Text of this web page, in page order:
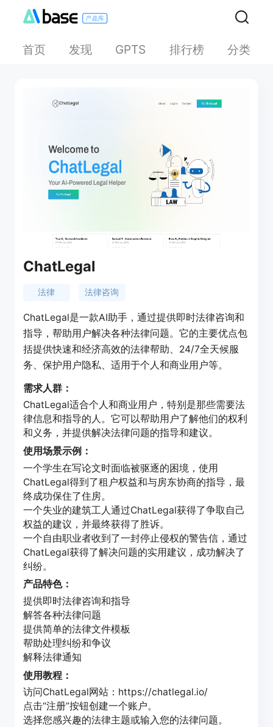
首页 发现 GPTS 排行榜 分类
ChatLegal
法律 法律咨询
ChatLegal是一款AI助手，通过提供即时法律咨询和
指导，帮助用户解决各种法律问题。它的主要优点包
括提供快速和经济高效的法律帮助、24/7全天候服
务、保护用户隐私、适用于个人和商业用户等。
需求人群：
ChatLegal适合个人和商业用户，特别是那些需要法
律信息和指导的人。它可以帮助用户了解他们的权利
和义务，并提供解决法律问题的指导和建议。
使用场景示例：
一个学生在写论文时面临被驱逐的困境，使用
ChatLegal得到了租户权益和与房东协商的指导，最
终成功保住了住房。
一个失业的建筑工人通过ChatLegal获得了争取自己
权益的建议，并最终获得了胜诉。
一个自由职业者收到了一封停止侵权的警告信，通过
ChatLegal获得了解决问题的实用建议，成功解决了
纠纷。
产品特色：
提供即时法律咨询和指导
解答各种法律问题
提供简单的法律文件模板
帮助处理纠纷和争议
解释法律通知
使用教程：
访问ChatLegal网站：https://chatlegal.io/
点击“注册”按钮创建一个账户。
选择您感兴趣的法律主题或输入您的法律问题。